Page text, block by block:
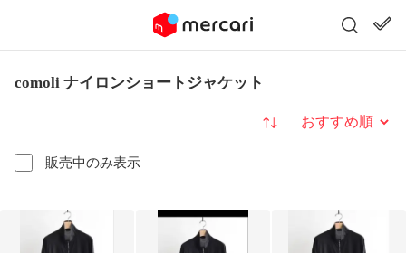
comoli ナイロンショートジャケット
販売中のみ表示
並び替え